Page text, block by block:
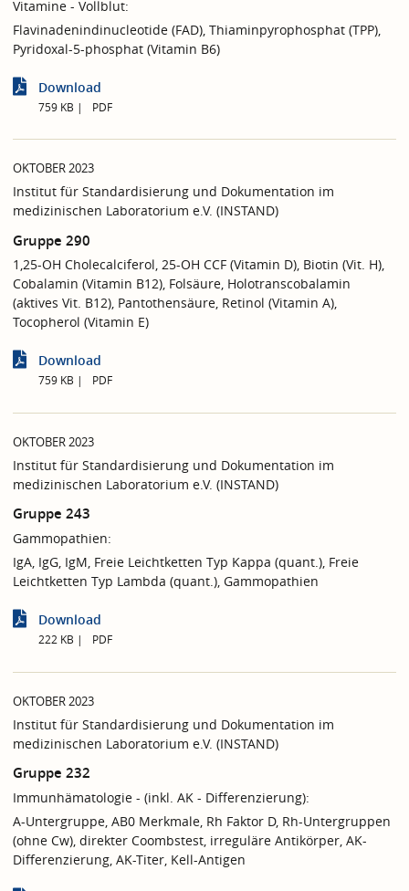
Vitamine - Vollblut:
Flavinadenindinucleotide (FAD), Thiaminpyrophosphat (TPP),
Pyridoxal-5-phosphat (Vitamin B6)
Download
759 KB PDF
OKTOBER 2023
Institut für Standardisierung und Dokumentation im
medizinischen Laboratorium e.V. (INSTAND)
Gruppe 290
1,25-OH Cholecalciferol, 25-OH CCF (Vitamin D), Biotin (Vit. H),
Cobalamin (Vitamin B12), Folsäure, Holotranscobalamin
(aktives Vit. B12), Pantothensäure, Retinol (Vitamin A),
Tocopherol (Vitamin E)
Download
759 KB PDF
OKTOBER 2023
Institut für Standardisierung und Dokumentation im
medizinischen Laboratorium e.V. (INSTAND)
Gruppe 243
Gammopathien:
IgA, IgG, IgM, Freie Leichtketten Typ Kappa (quant.), Freie
Leichtketten Typ Lambda (quant.), Gammopathien
Download
222 KB PDF
OKTOBER 2023
Institut für Standardisierung und Dokumentation im
medizinischen Laboratorium e.V. (INSTAND)
Gruppe 232
Immunhämatologie - (inkl. AK - Differenzierung):
A-Untergruppe, AB0 Merkmale, Rh Faktor D, Rh-Untergruppen
(ohne Cw), direkter Coombstest, irreguläre Antikörper, AK-
Differenzierung, AK-Titer, Kell-Antigen